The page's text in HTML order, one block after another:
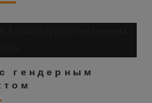
гендерным